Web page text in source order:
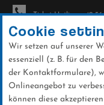
Direkt
zum
Ticket-Hotline: +49
Cookie
Wir setzen auf unserer
essenziell (z. B. für den
der Kontaktformulare),
Onlineangebot zu
können diese